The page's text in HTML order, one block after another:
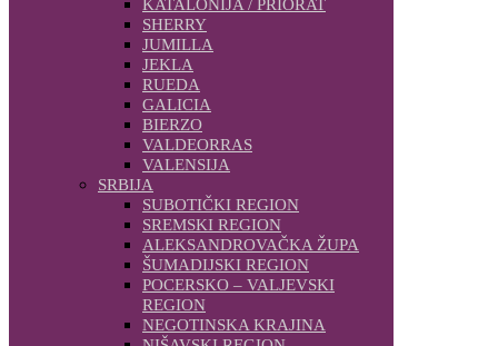
KATALONIJA / PRIORAT
SHERRY
JUMILLA
JEKLA
RUEDA
GALICIA
BIERZO
VALDEORRAS
VALENSIJA
SRBIJA
SUBOTIČKI REGION
SREMSKI REGION
ALEKSANDROVAČKA ŽUPA
ŠUMADIJSKI REGION
POCERSKO – VALJEVSKI
REGION
NEGOTINSKA KRAJINA